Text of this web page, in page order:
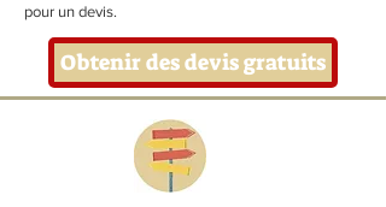
pour un devis.
Obtenir des devis gratuits